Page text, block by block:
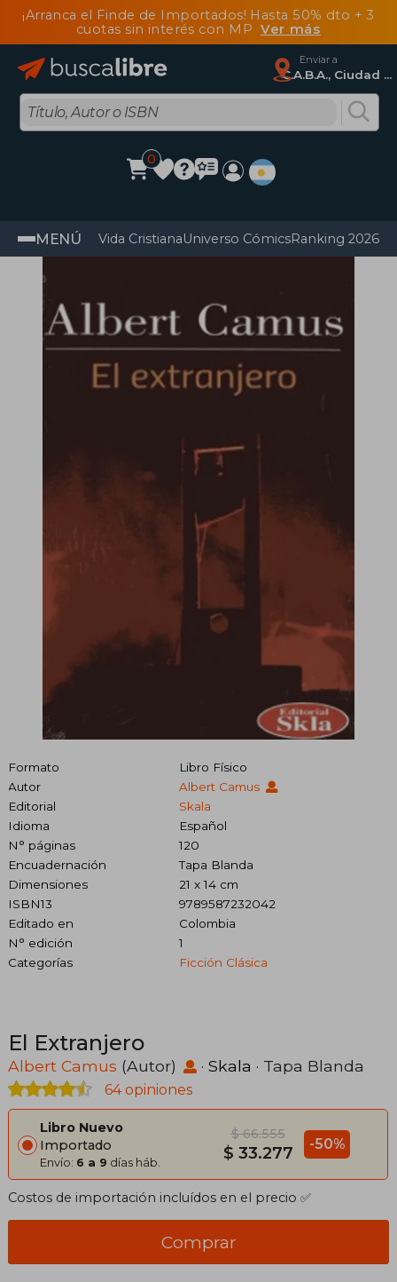
¡Arranca el Finde de Importados! Hasta 50% dto + 3
cuotas sin interés con MP Ver más
Enviar a
C.A.B.A., Ciudad Autónoma De Buenos Aires
0
MENÚ Vida CristianaUniverso CómicsRanking 2026
Formato
Libro Físico
Autor
Albert Camus
Editorial
Skala
Idioma
Español
N° páginas
120
Encuadernación
Tapa Blanda
Dimensiones
21 x 14 cm
ISBN13
9789587232042
Editado en
Colombia
N° edición
1
Categorías
Ficción Clásica
El Extranjero
Albert Camus (Autor) · Skala · Tapa Blanda
64 opiniones
Libro Nuevo
Importado
Envío: 6 a 9 días háb.
$ 66.555
$ 33.277 -50%
Costos de importación incluídos en el precio ✅
Comprar